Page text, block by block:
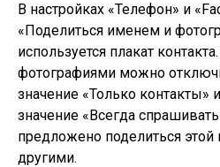
В настройках «Телефон» и
«Поделиться именем и
используется плакат
фотографиями можно
значение «Только контакты»
значение «Всегда
предложено поделиться
другими.